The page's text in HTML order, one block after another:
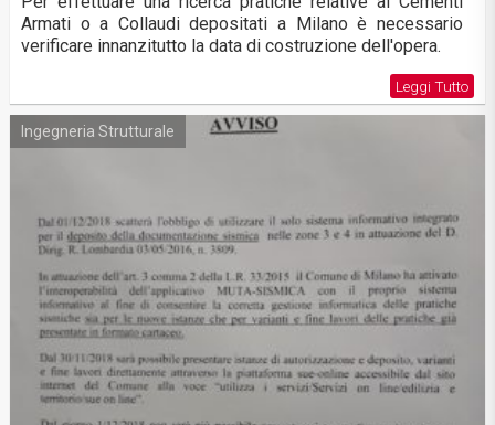
Armati o a Collaudi depositati a Milano è necessario
verificare innanzitutto la data di costruzione dell'opera.
Leggi Tutto
Ingegneria Strutturale